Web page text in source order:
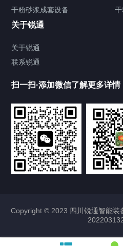
输送机
化工涂料设备
其他配套设备
2023/01/08
四川保温砂
干粉砂浆成套设备
关于锐通
关于锐通
联系锐通
扫一扫·添加微信了解更多详情
Copyright © 2023 四川锐通智能装